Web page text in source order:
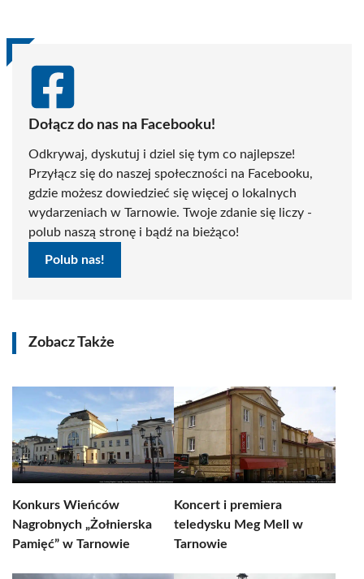
Dołącz do nas na Facebooku!
Odkrywaj, dyskutuj i dziel się tym co najlepsze!
Przyłącz się do naszej społeczności na Facebooku,
gdzie możesz dowiedzieć się więcej o lokalnych
wydarzeniach w Tarnowie. Twoje zdanie się liczy -
polub naszą stronę i bądź na bieżąco!
Polub nas!
Zobacz Także
Konkurs Wieńców
Nagrobnych „Żołnierska
Pamięć” w Tarnowie
Koncert i premiera
teledysku Meg Mell w
Tarnowie